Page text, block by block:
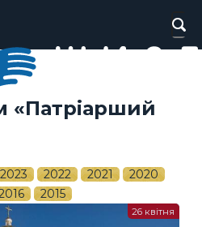
«Патріарший
2023 2022 2021
2020
2015
26 квітня